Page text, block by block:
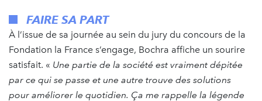
FAIRE SA PART
À l’issue de sa journée au sein du jury du concours de la
Fondation la France s’engage, Bochra affiche un sourire
satisfait. « Une partie de la société est vraiment dépitée
par ce qui se passe et une autre trouve des solutions
pour améliorer le quotidien. Ça me rappelle la légende